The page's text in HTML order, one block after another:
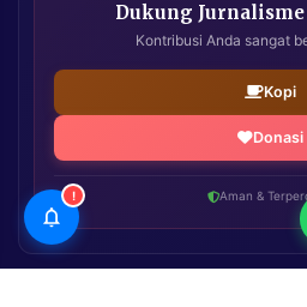
Dukung
Kontribusi Anda sangat
Kopi
Donasi
Aman &
!